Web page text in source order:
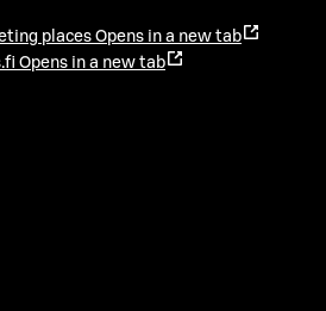
places Opens in a new tab
Opens in a new tab